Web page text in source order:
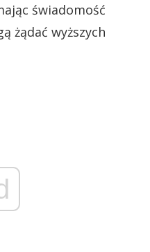
świadomość
żądać wyższych